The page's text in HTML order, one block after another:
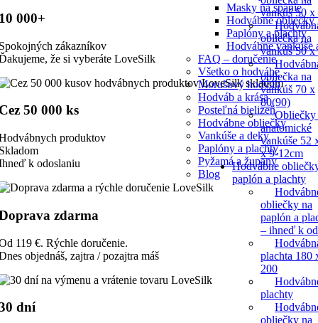
Masky na spanie
Hodvábne obliečky
Paplóny a plachty
Hodvábne vankúše
FAQ – doručenie
Všetko o hodvábe
Morušový hodváb
Hodváb a krása
Posteľná bielizeň
Hodvábne obliečky
Vankúše a deky
Paplóny a plachty
Pyžamá a župany
Blog
vankúš 50 x
obliečka na
vankúš 50 x
obliečka na
vankúš 70 x
80(90)
Obliečky
anatomické
vankúše 52
x 9-12cm
Hodvábne
paplón a plachty
obliečky na
paplón a
– ihneď k
plachta 180
200
plachty
obliečky na
000+
zákazníkov
že si vyberáte LoveSilk
50 000 ks
produktov
k odoslaniu
zdarma
119 €. Rýchle doručenie.
objednáš, zajtra / pozajtra máš
dní